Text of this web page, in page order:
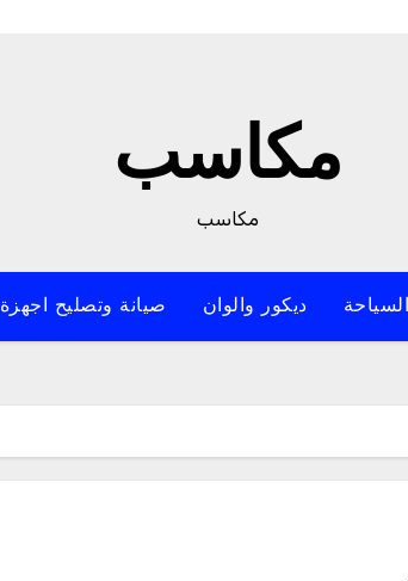
مكاسب
مكاسب
السياحة ديكور والوان صيانة وتصليح اجهزة